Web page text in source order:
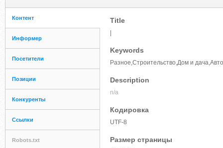
Контент
Информер
Посетители
Позиции
Конкуренты
Ссылки
Robots.txt
Title
Keywords
Разное,Строительство,Дом и
Description
n/a
Кодировка
UTF-8
Размер страницы